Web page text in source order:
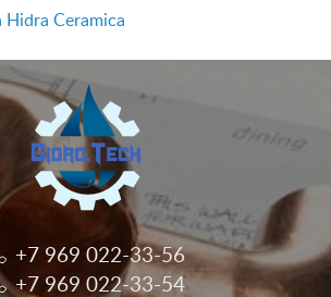
Hidra Ceramica
+7 969 022-33-56
+7 969 022-33-54